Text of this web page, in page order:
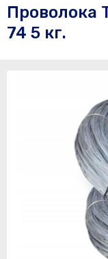
Проволока
74 5 кг.